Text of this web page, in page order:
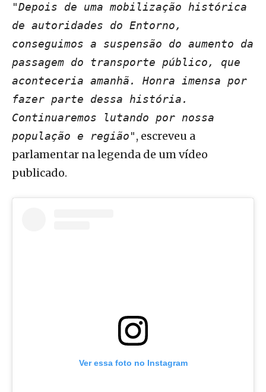
"Depois de uma mobilização histórica
de autoridades do Entorno,
conseguimos a suspensão do aumento da
passagem do transporte público, que
aconteceria amanhã. Honra imensa por
fazer parte dessa história.
Continuaremos lutando por nossa
população e região", escreveu a
parlamentar na legenda de um vídeo
publicado.
Ver essa foto no Instagram